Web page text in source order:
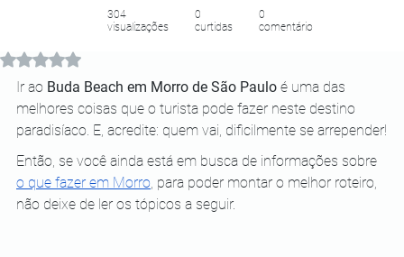
Avaliado com NaN de 5 estrelas.
Ir ao Buda Beach em Morro de São Paulo é uma das
melhores coisas que o turista pode fazer neste destino
paradisíaco. E, acredite: quem vai, dificilmente se arrepender!
Então, se você ainda está em busca de informações sobre
o que fazer em Morro, para poder montar o melhor roteiro,
não deixe de ler os tópicos a seguir.
304
visualizações
0
curtidas
0
comentário